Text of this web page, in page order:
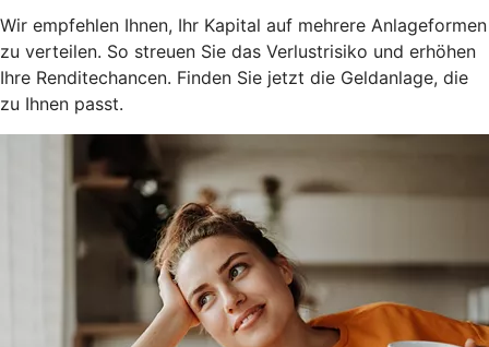
Wir empfehlen Ihnen, Ihr Kapital auf mehrere Anlageformen
zu verteilen. So streuen Sie das Verlustrisiko und erhöhen
Ihre Renditechancen. Finden Sie jetzt die Geldanlage, die
zu Ihnen passt.